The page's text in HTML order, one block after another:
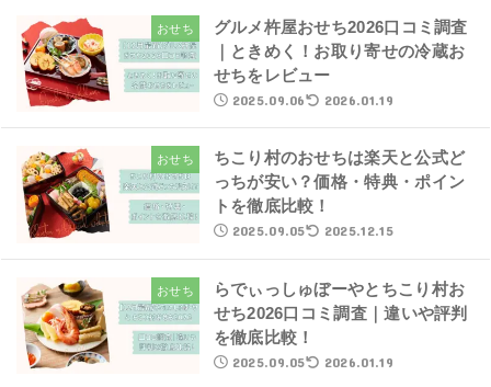
おせち
グルメ杵屋おせち2026口コミ調査
｜ときめく！お取り寄せの冷蔵お
せちをレビュー
2025.09.06 2026.01.19
おせち
ちこり村のおせちは楽天と公式ど
っちが安い？価格・特典・ポイン
トを徹底比較！
2025.09.05 2025.12.15
おせち
らでぃっしゅぼーやとちこり村お
せち2026口コミ調査｜違いや評判
を徹底比較！
2025.09.05 2026.01.19